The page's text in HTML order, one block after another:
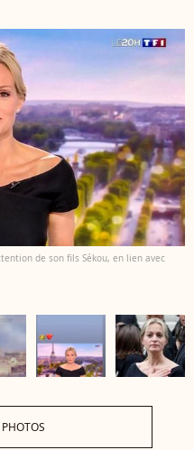
de son fils Sékou, en lien avec